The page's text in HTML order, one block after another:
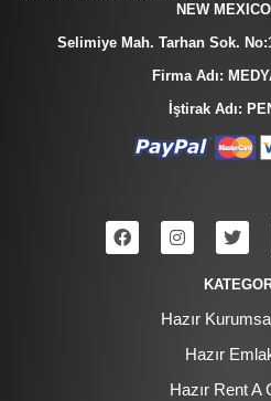
NEW
Selimiye Mah. Tarhan Sok.
Firma Adı:
İştirak Adı:
Hazır
Hazır
Hazır Rent A